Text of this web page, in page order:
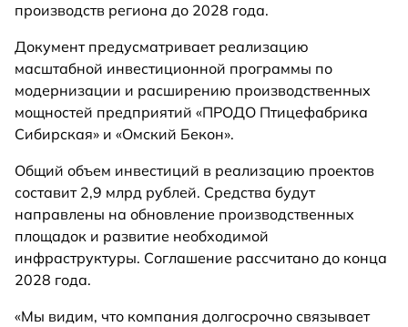
производств региона до 2028 года.
Документ предусматривает реализацию
масштабной инвестиционной программы по
модернизации и расширению производственных
мощностей предприятий «ПРОДО Птицефабрика
Сибирская» и «Омский Бекон».
Общий объем инвестиций в реализацию проектов
составит 2,9 млрд рублей. Средства будут
направлены на обновление производственных
площадок и развитие необходимой
инфраструктуры. Соглашение рассчитано до конца
2028 года.
«Мы видим, что компания долгосрочно связывает